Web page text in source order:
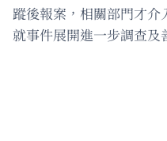
蹤後報案，相關部門才
就事件展開進一步調查及